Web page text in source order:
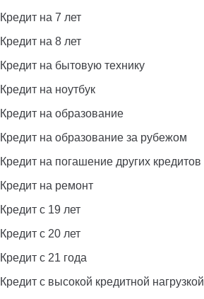
Кредит на 7 лет
Кредит на 8 лет
Кредит на бытовую технику
Кредит на ноутбук
Кредит на образование
Кредит на образование за рубежом
Кредит на погашение других кредитов
Кредит на ремонт
Кредит с 19 лет
Кредит с 20 лет
Кредит с 21 года
Кредит с высокой кредитной нагрузкой